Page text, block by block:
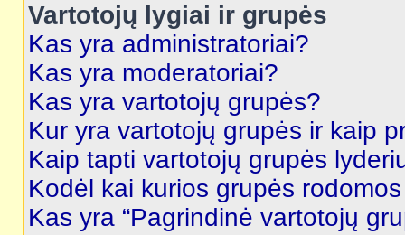
Vartotojų lygiai ir grupės
Kas yra administratoriai?
Kas yra moderatoriai?
Kas yra vartotojų grupės?
Kur yra vartotojų grupės ir kaip
Kaip tapti vartotojų grupės
Kodėl kai kurios grupės
Kas yra “Pagrindinė vartotojų